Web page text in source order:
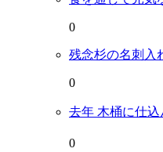
0
残念杉の名刺入
0
去年 木桶に仕
0